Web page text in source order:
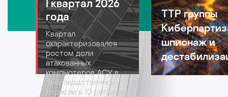
Русский
I квартал 2026
года
Квартал
охарактеризовался
ростом доли
атакованных
компьютеров АСУ в
производственной
отрасли в 10 регионах
автомобильной
индустрии в 2026
году
TTP группы
шпионаж и